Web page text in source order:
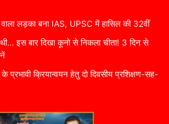
लड़का बना IAS, UPSC में हासिल की 32वीं
इस बार दिखा कूनो से निकला चीता! 3 दिन से
प्रभावी क्रियान्वयन हेतु दो दिवसीय प्रशिक्षण-सह-